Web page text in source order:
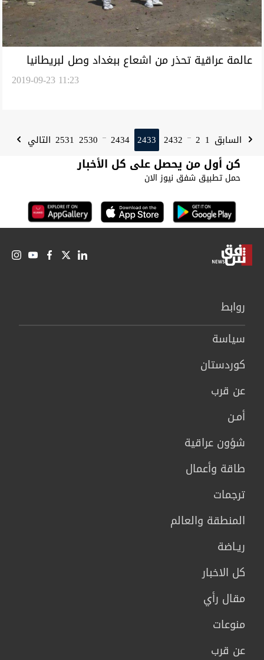
عالمة عراقية تحذر من اشعاع ببغداد وصل لبريطانيا
2019-09-23 11:23
السابق 1
2
...
2432
2433
2434
...
2530
2531 التالي
كن أول من يحصل على كل الأخبار
حمل تطبيق شفق نيوز الان
روابط
سیاسة
كوردستان
عن قرب
أمـن
شؤون عراقية
طاقة وأعمال
ترجمات
المنطقة والعالم
ريـاضة
كل الاخبار
مقال رأي
منوعات
عن قرب